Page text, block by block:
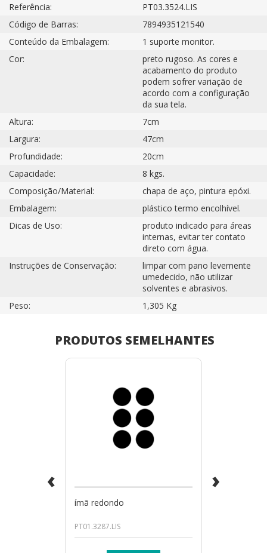
Referência:
PT03.3524.LIS
Código de Barras:
7894935121540
Conteúdo da Embalagem:
1 suporte monitor.
Cor:
preto rugoso. As cores e
acabamento do produto
podem sofrer variação de
acordo com a configuração
da sua tela.
Altura:
7cm
Largura:
47cm
Profundidade:
20cm
Capacidade:
8 kgs.
Composição/Material:
chapa de aço, pintura epóxi.
Embalagem:
plástico termo encolhível.
Dicas de Uso:
produto indicado para áreas
internas, evitar ter contato
direto com água.
Instruções de Conservação:
limpar com pano levemente
umedecido, não utilizar
solventes e abrasivos.
Peso:
1,305 Kg
PRODUTOS SEMELHANTES
ímã redondo
PT01.3287.LIS
‹ ›